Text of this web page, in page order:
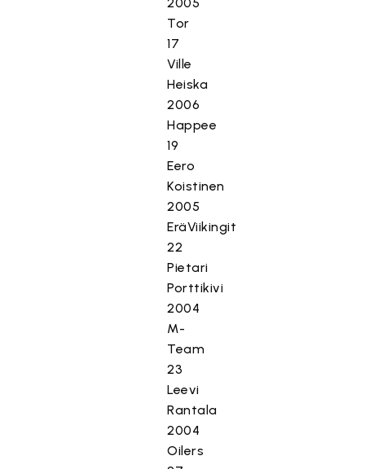
Tor
17
Ville
Heiska
2006
Happee
19
Eero
Koistinen
2005
EräViikingit
22
Pietari
Porttikivi
2004
M-
Team
23
Leevi
Rantala
2004
Oilers